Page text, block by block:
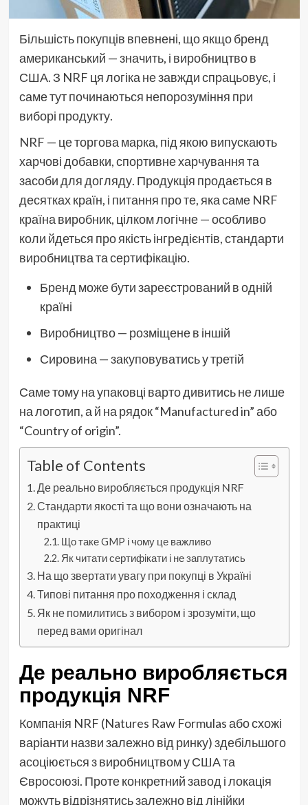
Більшість покупців впевнені, що якщо бренд
американський — значить, і виробництво в
США. З NRF ця логіка не завжди спрацьовує, і
саме тут починаються непорозуміння при
виборі продукту.
NRF — це торгова марка, під якою випускають
харчові добавки, спортивне харчування та
засоби для догляду. Продукція продається в
десятках країн, і питання про те, яка саме NRF
країна виробник, цілком логічне — особливо
коли йдеться про якість інгредієнтів, стандарти
виробництва та сертифікацію.
Бренд може бути зареєстрований в одній
країні
Виробництво — розміщене в іншій
Сировина — закуповуватись у третій
Саме тому на упаковці варто дивитись не лише
на логотип, а й на рядок “Manufactured in” або
“Country of origin”.
Table of Contents
Де реально виробляється продукція NRF
Стандарти якості та що вони означають на
практиці
Що таке GMP і чому це важливо
Як читати сертифікати і не заплутатись
На що звертати увагу при покупці в Україні
Типові питання про походження і склад
Як не помилитись з вибором і зрозуміти, що
перед вами оригінал
Де реально виробляється
продукція NRF
Компанія NRF (Natures Raw Formulas або схожі
варіанти назви залежно від ринку) здебільшого
асоціюється з виробництвом у США та
Євросоюзі. Проте конкретний завод і локація
можуть відрізнятись залежно від лінійки